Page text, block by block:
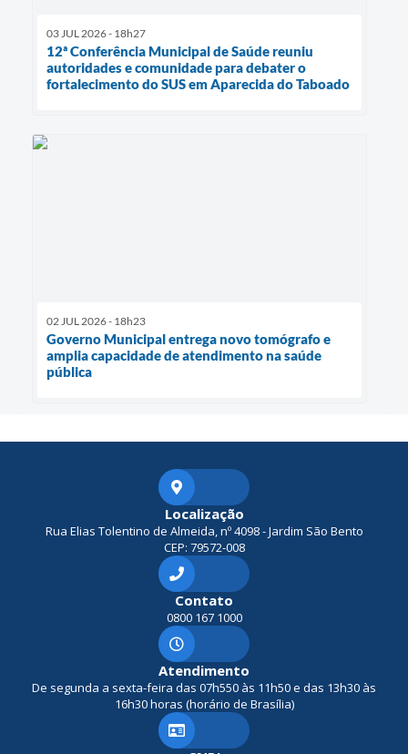
03 JUL 2026 - 18h27
12ª Conferência Municipal de Saúde reuniu
autoridades e comunidade para debater o
fortalecimento do SUS em Aparecida do Taboado
02 JUL 2026 - 18h23
Governo Municipal entrega novo tomógrafo e
amplia capacidade de atendimento na saúde
pública
Localização
Rua Elias Tolentino de Almeida, nº 4098 - Jardim São Bento
CEP: 79572-008
Contato
0800 167 1000
Atendimento
De segunda a sexta-feira das 07h550 às 11h50 e das 13h30 às
16h30 horas (horário de Brasília)